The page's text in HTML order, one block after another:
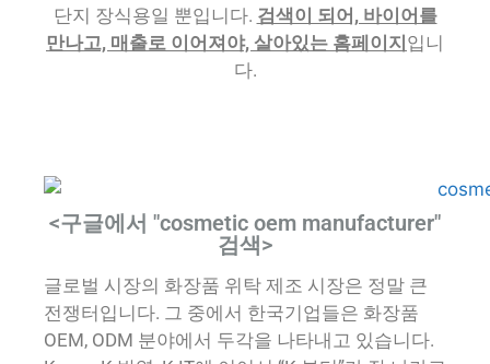
단지 장식용일 뿐입니다. 검색이 되어, 바이어를
만나고, 매출로 이어져야, 살아있는 홈페이지입니
다.
<구글에서 "cosmetic oem manufacturer"
검색>
글로벌 시장의 화장품 위탁 제조 시장은 정말 큰
전쟁터입니다. 그 중에서 한국기업들은 화장품
OEM, ODM 분야에서 두각을 나타내고 있습니다.